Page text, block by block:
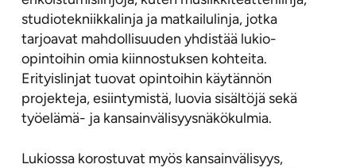
studiotekniikkalinja ja matkailulinja, jotka
tarjoavat mahdollisuuden yhdistää lukio-
opintoihin omia kiinnostuksen kohteita.
Erityislinjat tuovat opintoihin käytännön
projekteja, esiintymistä, luovia sisältöjä sekä
työelämä- ja kansainvälisyysnäkökulmia.
Lukiossa korostuvat myös kansainvälisyys,